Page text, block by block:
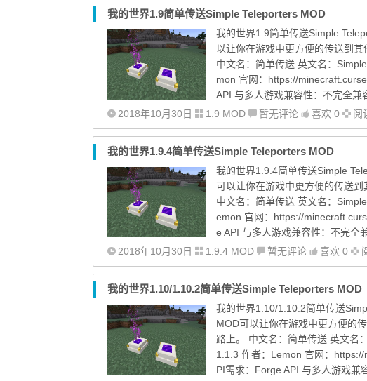
我的世界1.9简单传送Simple Teleporters MOD
我的世界1.9简单传送Simple
以让你在游戏中更方便的传送到
中文名：简单传送 英文名：
mon 官网：https://
API 与多人游戏兼容性：不完全兼
2018年10月30日
1.9 MOD 暂无评论 喜欢 0 阅
我的世界1.9.4简单传送Simple Teleporters MOD
我的世界1.9.4简单传送Simple
可以让你在游戏中更方便的传送到
中文名：简单传送 英文名：
emon 官网：https://
e API 与多人游戏兼容性：不完全
2018年10月30日
1.9.4 MOD 暂无评论 喜欢 0
我的世界1.10/1.10.2简单传送Simple Teleporters MOD
我的世界1.10/1.10.2简单传送
MOD可以让你在游戏中更方便的
路上。 中文名：简单传送 英文名
1.1.3 作者：Lemon 官网：
PI需求：Forge API 与多人游戏兼